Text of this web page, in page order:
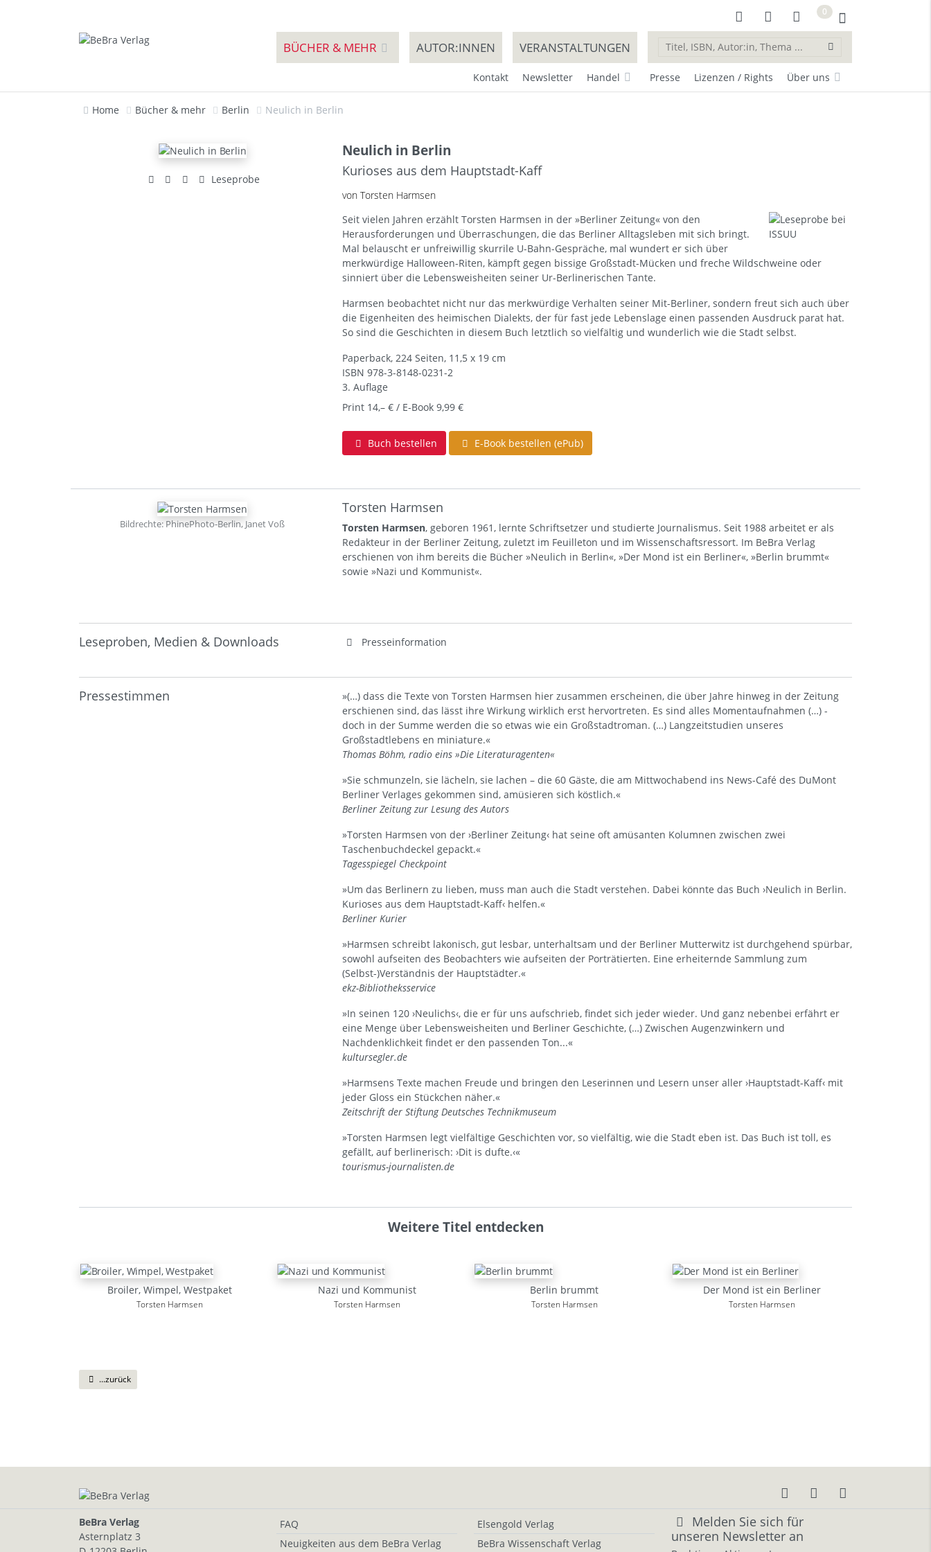
0
BÜCHER & MEHR AUTOR:INNEN VERANSTALTUNGEN
Kontakt Newsletter Handel Presse Lizenzen / Rights Über uns
Home Bücher & mehr Berlin Neulich in Berlin
Leseprobe
Neulich in Berlin
Kurioses aus dem Hauptstadt-Kaff
von Torsten Harmsen
Seit vielen Jahren erzählt Torsten Harmsen in der »Berliner Zeitung« von den
Herausforderungen und Überraschungen, die das Berliner Alltagsleben mit sich bringt.
Mal belauscht er unfreiwillig skurrile U-Bahn-Gespräche, mal wundert er sich über
merkwürdige Halloween-Riten, kämpft gegen bissige Großstadt-Mücken und freche Wildschweine oder
sinniert über die Lebensweisheiten seiner Ur-Berlinerischen Tante.
Harmsen beobachtet nicht nur das merkwürdige Verhalten seiner Mit-Berliner, sondern freut sich auch über
die Eigenheiten des heimischen Dialekts, der für fast jede Lebenslage einen passenden Ausdruck parat hat.
So sind die Geschichten in diesem Buch letztlich so vielfältig und wunderlich wie die Stadt selbst.
Paperback, 224 Seiten, 11,5 x 19 cm
ISBN 978-3-8148-0231-2
3. Auflage
Print 14,– € / E-Book 9,99 €
Buch bestellen E-Book bestellen (ePub)
Bildrechte: PhinePhoto-Berlin, Janet Voß
Torsten Harmsen
Torsten Harmsen, geboren 1961, lernte Schriftsetzer und studierte Journalismus. Seit 1988 arbeitet er als
Redakteur in der Berliner Zeitung, zuletzt im Feuilleton und im Wissenschaftsressort. Im BeBra Verlag
erschienen von ihm bereits die Bücher »Neulich in Berlin«, »Der Mond ist ein Berliner«, »Berlin brummt«
sowie »Nazi und Kommunist«.
Leseproben, Medien & Downloads Presseinformation
Pressestimmen
»(…) dass die Texte von Torsten Harmsen hier zusammen erscheinen, die über Jahre hinweg in der Zeitung
erschienen sind, das lässt ihre Wirkung wirklich erst hervortreten. Es sind alles Momentaufnahmen (…) -
doch in der Summe werden die so etwas wie ein Großstadtroman. (…) Langzeitstudien unseres
Großstadtlebens en miniature.«
Thomas Böhm, radio eins »Die Literaturagenten«
»Sie schmunzeln, sie lächeln, sie lachen – die 60 Gäste, die am Mittwochabend ins News-Café des DuMont
Berliner Verlages gekommen sind, amüsieren sich köstlich.«
Berliner Zeitung zur Lesung des Autors
»Torsten Harmsen von der ›Berliner Zeitung‹ hat seine oft amüsanten Kolumnen zwischen zwei
Taschenbuchdeckel gepackt.«
Tagesspiegel Checkpoint
»Um das Berlinern zu lieben, muss man auch die Stadt verstehen. Dabei könnte das Buch ›Neulich in Berlin.
Kurioses aus dem Hauptstadt-Kaff‹ helfen.«
Berliner Kurier
»Harmsen schreibt lakonisch, gut lesbar, unterhaltsam und der Berliner Mutterwitz ist durchgehend spürbar,
sowohl aufseiten des Beobachters wie aufseiten der Porträtierten. Eine erheiternde Sammlung zum
(Selbst-)Verständnis der Hauptstädter.«
ekz-Bibliotheksservice
»In seinen 120 ›Neulichs‹, die er für uns aufschrieb, findet sich jeder wieder. Und ganz nebenbei erfährt er
eine Menge über Lebensweisheiten und Berliner Geschichte, (…) Zwischen Augenzwinkern und
Nachdenklichkeit findet er den passenden Ton...«
kultursegler.de
»Harmsens Texte machen Freude und bringen den Leserinnen und Lesern unser aller ›Hauptstadt-Kaff‹ mit
jeder Gloss ein Stückchen näher.«
Zeitschrift der Stiftung Deutsches Technikmuseum
»Torsten Harmsen legt vielfältige Geschichten vor, so vielfältig, wie die Stadt eben ist. Das Buch ist toll, es
gefällt, auf berlinerisch: ›Dit is dufte.‹«
tourismus-journalisten.de
Weitere Titel entdecken
Broiler, Wimpel, Westpaket
Torsten Harmsen
Nazi und Kommunist
Torsten Harmsen
Berlin brummt
Torsten Harmsen
Der Mond ist ein Berliner
Torsten Harmsen
...zurück
BeBra Verlag
Asternplatz 3
FAQ
Neuigkeiten aus dem BeBra Verlag
Elsengold Verlag
BeBra Wissenschaft Verlag
Melden Sie sich für
unseren Newsletter an